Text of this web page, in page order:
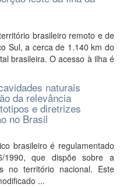
brasileiro remoto e de
Sul, a cerca de 1.140 km do
brasileira. O acesso à ilha é
naturais
da relevância
e diretrizes
no Brasil
brasileiro é regulamentado
1990, que dispõe sobre a
no território nacional. Este
...